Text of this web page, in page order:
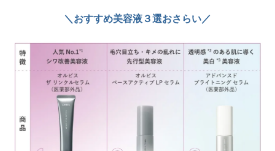
＼おすすめ美容液３選おさらい／